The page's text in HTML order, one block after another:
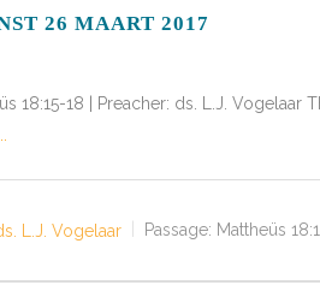
26 MAART 2017
18:15-18 | Preacher: ds. L.J. Vogelaar
L.J. Vogelaar Passage: Mattheüs